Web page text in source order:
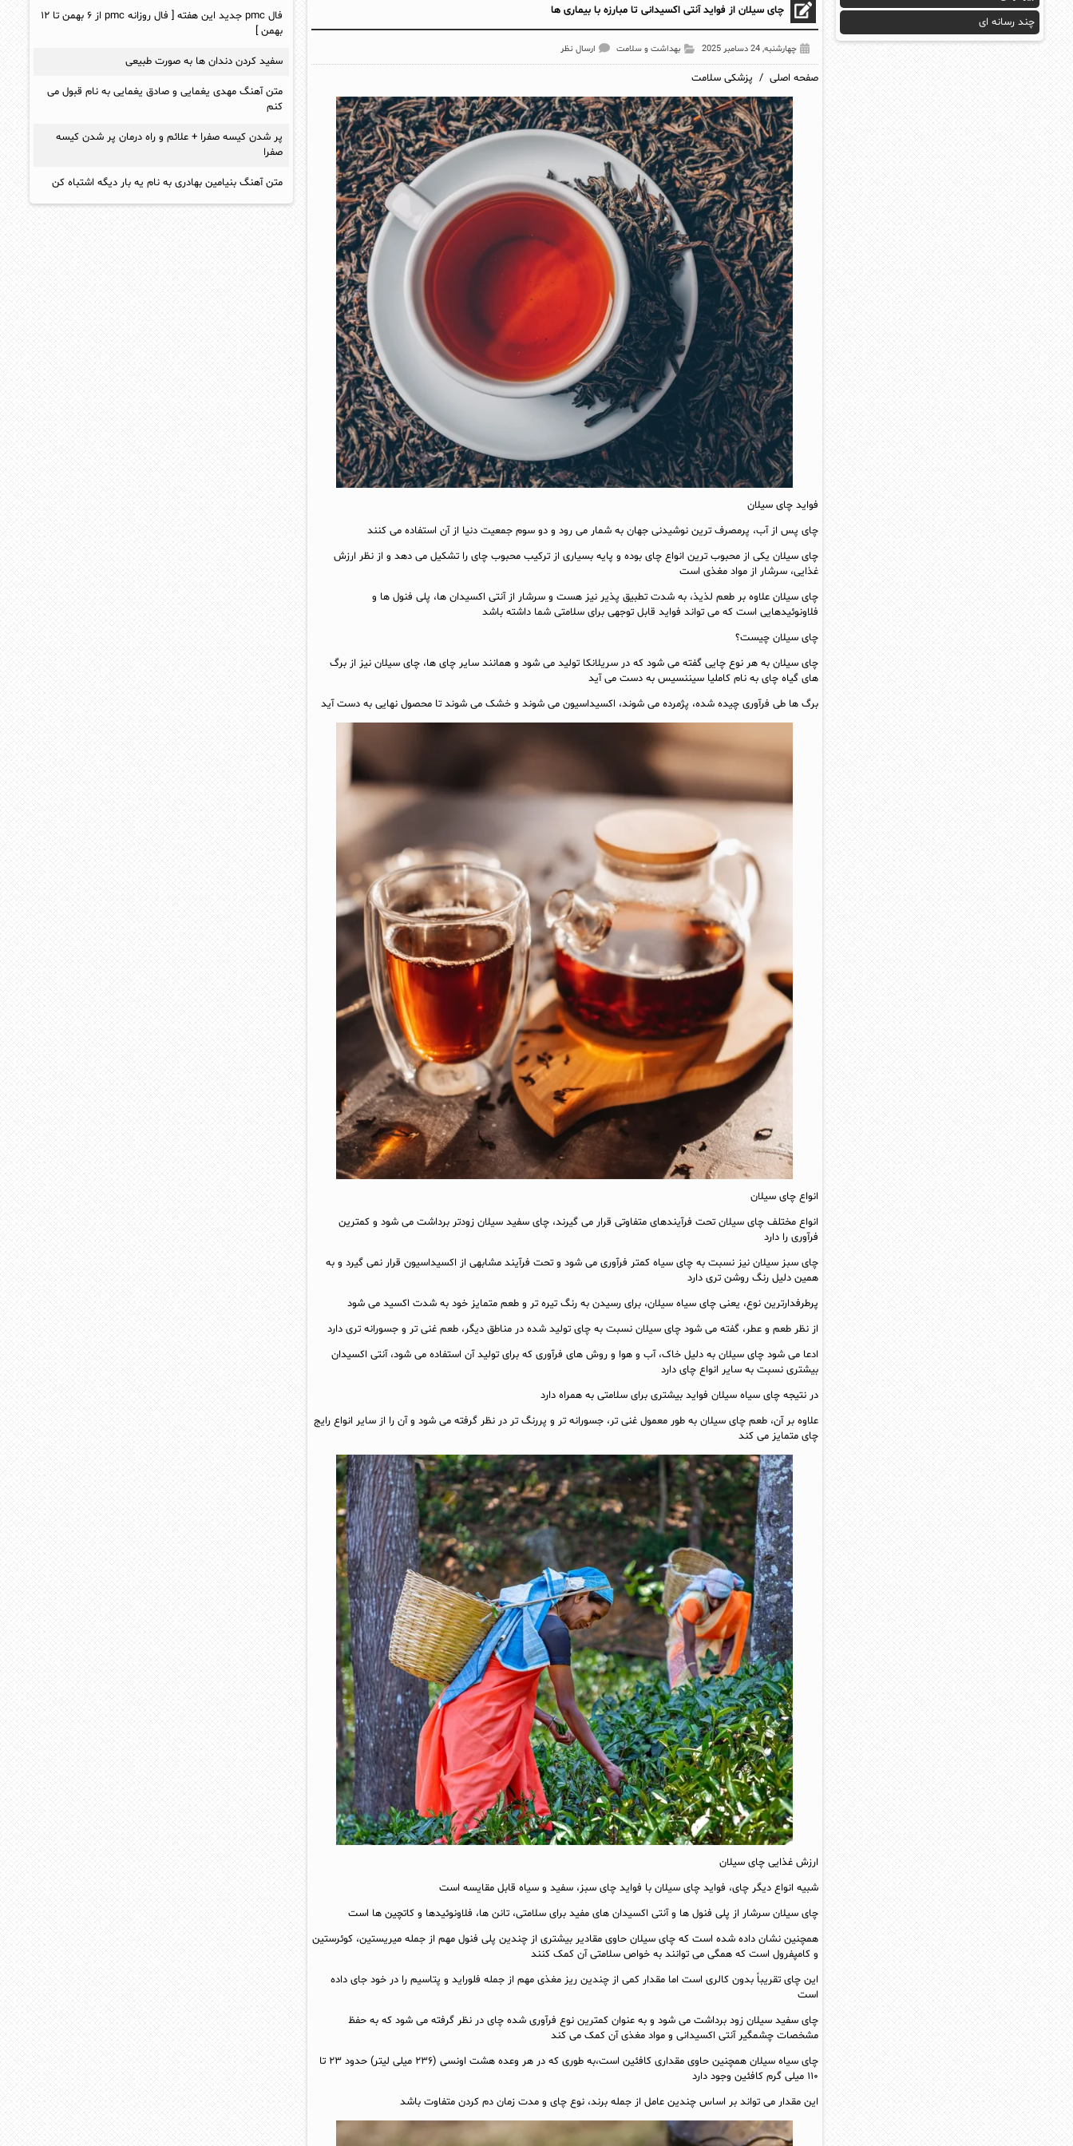
چای سیلان از فواید آنتی اکسیدانی تا مبارزه با بیماری ها
چهارشنبه, 24 دسامبر 2025 بهداشت و سلامت ارسال نظر
صفحه اصلی / پزشکی سلامت
فواید چای سیلان
چای پس از آب، پرمصرف ترین نوشیدنی جهان به شمار می رود و دو سوم جمعیت دنیا از آن استفاده می کنند
چای سیلان یکی از محبوب ترین انواع چای بوده و پایه بسیاری از ترکیب محبوب چای را تشکیل می دهد و از نظر ارزش
غذایی، سرشار از مواد مغذی است
چای سیلان علاوه بر طعم لذیذ، به شدت تطبیق پذیر نیز هست و سرشار از آنتی اکسیدان ها، پلی فنول ها و
فلاونوئیدهایی است که می تواند فواید قابل توجهی برای سلامتی شما داشته باشد
چای سیلان چیست؟
چای سیلان به هر نوع چایی گفته می شود که در سریلانکا تولید می شود و همانند سایر چای ها، چای سیلان نیز از برگ
های گیاه چای به نام کاملیا سیننسیس به دست می آید
برگ ها طی فرآوری چیده شده، پژمرده می شوند، اکسیداسیون می شوند و خشک می شوند تا محصول نهایی به دست آید
انواع چای سیلان
انواع مختلف چای سیلان تحت فرآیندهای متفاوتی قرار می گیرند، چای سفید سیلان زودتر برداشت می شود و کمترین
فرآوری را دارد
چای سبز سیلان نیز نسبت به چای سیاه کمتر فرآوری می شود و تحت فرآیند مشابهی از اکسیداسیون قرار نمی گیرد و به
همین دلیل رنگ روشن تری دارد
پرطرفدارترین نوع، یعنی چای سیاه سیلان، برای رسیدن به رنگ تیره تر و طعم متمایز خود به شدت اکسید می شود
از نظر طعم و عطر، گفته می شود چای سیلان نسبت به چای تولید شده در مناطق دیگر، طعم غنی تر و جسورانه تری دارد
ادعا می شود چای سیلان به دلیل خاک، آب و هوا و روش های فرآوری که برای تولید آن استفاده می شود، آنتی اکسیدان
بیشتری نسبت به سایر انواع چای دارد
در نتیجه چای سیاه سیلان فواید بیشتری برای سلامتی به همراه دارد
علاوه بر آن، طعم چای سیلان به طور معمول غنی تر، جسورانه تر و پررنگ تر در نظر گرفته می شود و آن را از سایر انواع رایج
چای متمایز می کند
ارزش غذایی چای سیلان
شبیه انواع دیگر چای، فواید چای سیلان با فواید چای سبز، سفید و سیاه قابل مقایسه است
چای سیلان سرشار از پلی فنول ها و آنتی اکسیدان های مفید برای سلامتی، تانن ها، فلاونوئیدها و کاتچین ها است
همچنین نشان داده شده است که چای سیلان حاوی مقادیر بیشتری از چندین پلی فنول مهم از جمله میریستین، کوئرستین
و کامپفرول است که همگی می توانند به خواص سلامتی آن کمک کنند
این چای تقریباً بدون کالری است اما مقدار کمی از چندین ریز مغذی مهم از جمله فلوراید و پتاسیم را در خود جای داده
است
چای سفید سیلان زود برداشت می شود و به عنوان کمترین نوع فرآوری شده چای در نظر گرفته می شود که به حفظ
مشخصات چشمگیر آنتی اکسیدانی و مواد مغذی آن کمک می کند
چای سیاه سیلان همچنین حاوی مقداری کافئین است،به طوری که در هر وعده هشت اونسی (۲۳۶ میلی لیتر) حدود ۲۳ تا
۱۱۰ میلی گرم کافئین وجود دارد
این مقدار می تواند بر اساس چندین عامل از جمله برند، نوع چای و مدت زمان دم کردن متفاوت باشد
چند رسانه ای
فال pmc جدید این هفته [ فال روزانه pmc از ۶ بهمن تا ۱۲
بهمن ]
سفید کردن دندان ها به صورت طبیعی
متن آهنگ مهدی یغمایی و صادق یغمایی به نام قبول می
کنم
پر شدن کیسه صفرا + علائم و راه درمان پر شدن کیسه
صفرا
متن آهنگ بنیامین بهادری به نام یه بار دیگه اشتباه کن